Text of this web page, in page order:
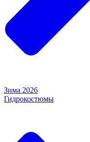
Зима 2026
Гидрокостюмы